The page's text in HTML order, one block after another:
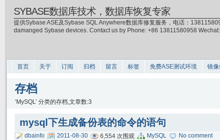
SYBASE数据库技术，数据库恢复专家
提供Sybase ASE及Sybase SQL Anywhere数据库修复服务，电话：
damanged Sybase devices. Contact us by Phone: +86 13811580958
首页 关于 订阅 归档 留言 标签 免费ASE测试环境 镜
存档
‘MySQL’ 分类的存档,文章数:3
mysql下生成备份表的命令的语句
dbainfo 2011-08-30 6,554 次围观 MySQL No comment